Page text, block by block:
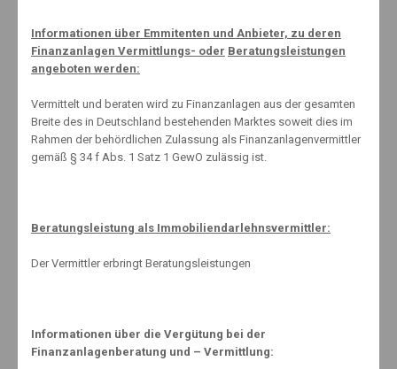
Related Posts
Die 10 häufigsten Fehler bei der Altersvorsorge
Informationen über Emmitenten und Anbieter, zu deren
Finanzanlagen Vermittlungs- oder Beratungsleistungen
angeboten werden:
Vermittelt und beraten wird zu Finanzanlagen aus der gesamten
Breite des in Deutschland bestehenden Marktes soweit dies im
Rahmen der behördlichen Zulassung als Finanzanlagenvermittler
gemäß § 34 f Abs. 1 Satz 1 GewO zulässig ist.
Beratungsleistung als Immobiliendarlehnsvermittler:
Der Vermittler erbringt Beratungsleistungen
Informationen über die Vergütung bei der
Finanzanlagenberatung und – Vermittlung: